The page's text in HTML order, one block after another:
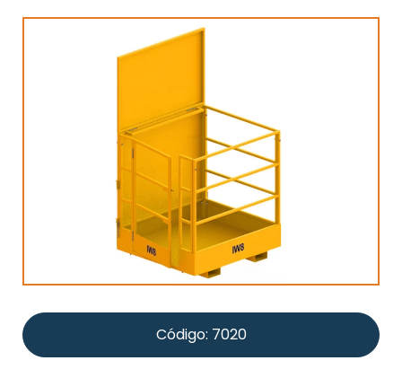
Código: 7020